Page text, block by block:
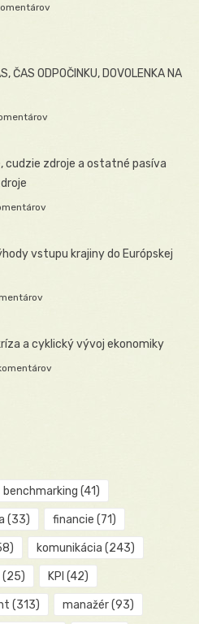
ČAS ODPOČINKU, DOVOLENKA NA
cudzie zdroje a ostatné pasíva
vstupu krajiny do Európskej
a cyklický vývoj ekonomiky
benchmarking (41)
(33) financie (71)
komunikácia (243)
(25) KPI (42)
(313) manažér(93)